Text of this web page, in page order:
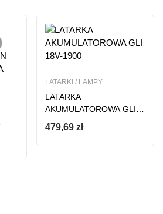
LATARKI / LAMPY
LATARKA
AKUMULATOROWA GLI
18V-1900
479,69 zł